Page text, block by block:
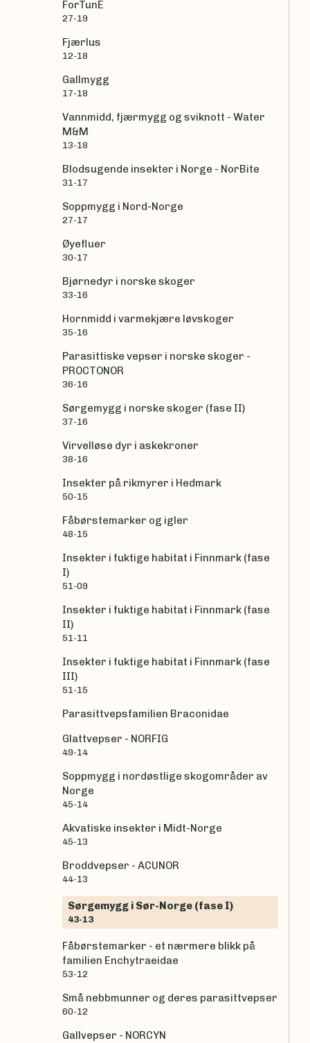
ForTunE
27-19
Fjærlus
12-18
Gallmygg
17-18
Vannmidd, fjærmygg og sviknott - Water
M&M
13-18
Blodsugende insekter i Norge - NorBite
31-17
Soppmygg i Nord-Norge
27-17
Øyefluer
30-17
Bjørnedyr i norske skoger
33-16
Hornmidd i varmekjære løvskoger
35-16
Parasittiske vepser i norske skoger -
PROCTONOR
36-16
Sørgemygg i norske skoger (fase II)
37-16
Virvelløse dyr i askekroner
38-16
Insekter på rikmyrer i Hedmark
50-15
Fåbørstemarker og igler
48-15
Insekter i fuktige habitat i Finnmark (fase
I)
51-09
Insekter i fuktige habitat i Finnmark (fase
II)
51-11
Insekter i fuktige habitat i Finnmark (fase
III)
51-15
Parasittvepsfamilien Braconidae
Glattvepser - NORFIG
49-14
Soppmygg i nordøstlige skogområder av
Norge
45-14
Akvatiske insekter i Midt-Norge
45-13
Broddvepser - ACUNOR
44-13
Sørgemygg i Sør-Norge (fase I)
43-13
Fåbørstemarker - et nærmere blikk på
familien Enchytraeidae
53-12
Små nebbmunner og deres parasittvepser
60-12
Gallvepser - NORCYN